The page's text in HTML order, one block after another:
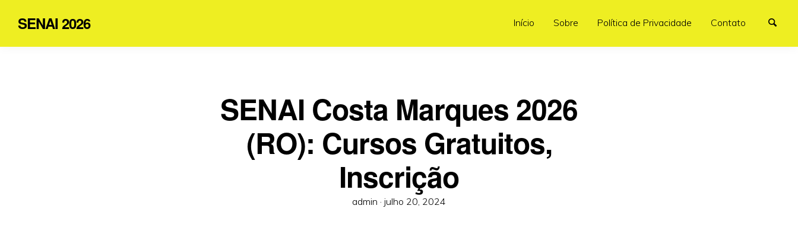
SENAI 2026 Início Sobre Política de Privacidade Contato
SENAI Costa Marques 2026
(RO): Cursos Gratuitos,
Inscrição
admin · Posted
julho 20, 2024